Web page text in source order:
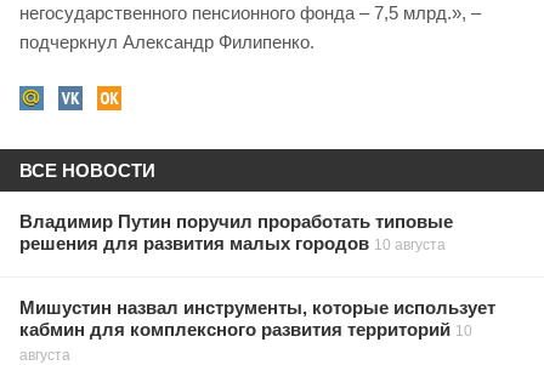
негосударственного пенсионного фонда – 7,5 млрд.», –
подчеркнул Александр Филипенко.
ВСЕ НОВОСТИ
Владимир Путин поручил проработать типовые
решения для развития малых городов 10 августа
Мишустин назвал инструменты, которые использует
кабмин для комплексного развития территорий 10
августа